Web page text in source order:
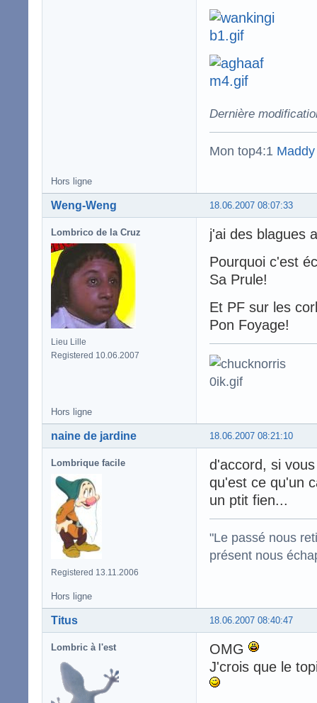
Dernière
Mon top4:1
Hors ligne
18.06.2007 08:07:33
Weng-Weng
Lombrico de la Cruz
Lieu Lille
Registered 10.06.2007
j'ai des blagues
Pourquoi c'est
Sa Prule!
Et PF sur les
Pon Foyage!
Hors ligne
18.06.2007 08:21:10
naine de jardine
Lombrique facile
Registered 13.11.2006
d'accord, si
qu'est ce qu'un
un ptit fien...
"Le passé nous
présent nous
Hors ligne
18.06.2007 08:40:47
Titus
Lombric à l'est
OMG
J'crois que le